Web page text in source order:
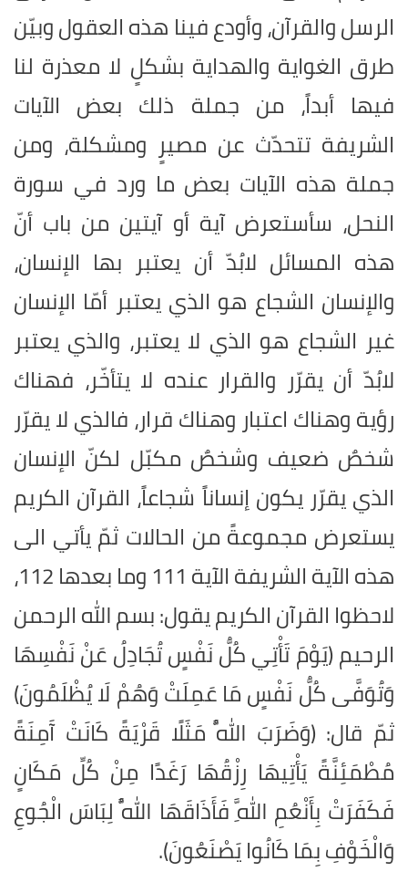
الرسل والقرآن، وأودع فينا هذه العقول وبيّن
طرق الغواية والهداية بشكلٍ لا معذرة لنا
فيها أبداً، من جملة ذلك بعض الآيات
الشريفة تتحدّث عن مصيرٍ ومشكلة، ومن
جملة هذه الآيات بعض ما ورد في سورة
النحل، سأستعرض آية أو آيتين من باب أنّ
هذه المسائل لابُدّ أن يعتبر بها الإنسان،
والإنسان الشجاع هو الذي يعتبر أمّا الإنسان
غير الشجاع هو الذي لا يعتبر، والذي يعتبر
لابُدّ أن يقرّر والقرار عنده لا يتأخّر، فهناك
رؤية وهناك اعتبار وهناك قرار، فالذي لا يقرّر
شخصٌ ضعيف وشخصٌ مكبّل لكنّ الإنسان
الذي يقرّر يكون إنساناً شجاعاً، القرآن الكريم
يستعرض مجموعةً من الحالات ثمّ يأتي الى
هذه الآية الشريفة الآية 111 وما بعدها 112،
لاحظوا القرآن الكريم يقول: بسم الله الرحمن
الرحيم (يَوْمَ تَأْتِي كُلُّ نَفْسٍ تُجَادِلُ عَنْ نَفْسِهَا
وَتُوَفَّى كُلُّ نَفْسٍ مَا عَمِلَتْ وَهُمْ لَا يُظْلَمُونَ)
ثمّ قال: (وَضَرَبَ اللَّهُ مَثَلًا قَرْيَةً كَانَتْ آَمِنَةً
مُطْمَئِنَّةً يَأْتِيهَا رِزْقُهَا رَغَدًا مِنْ كُلِّ مَكَانٍ
فَكَفَرَتْ بِأَنْعُمِ اللَّهِ فَأَذَاقَهَا اللَّهُ لِبَاسَ الْجُوعِ
وَالْخَوْفِ بِمَا كَانُوا يَصْنَعُونَ).